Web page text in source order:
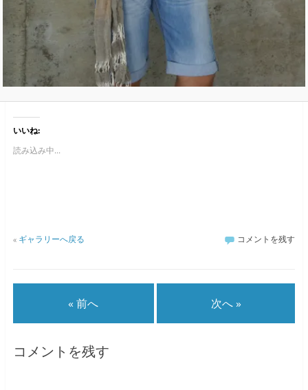
いいね:
読み込み中...
« ギャラリーへ戻る コメントを残す
« 前へ 次へ »
コメントを残す